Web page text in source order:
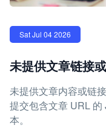
Sat Jul 04 2026
未提供文章链接
未提供文章内容或链
提交包含文章 URL
本。